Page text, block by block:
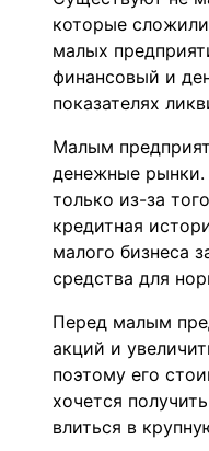
которые
малых
финансовый и
показателях
Малым
денежные рынки.
только из-за
кредитная
малого бизнеса
средства для
Перед малым
акций и
поэтому его
хочется
влиться в